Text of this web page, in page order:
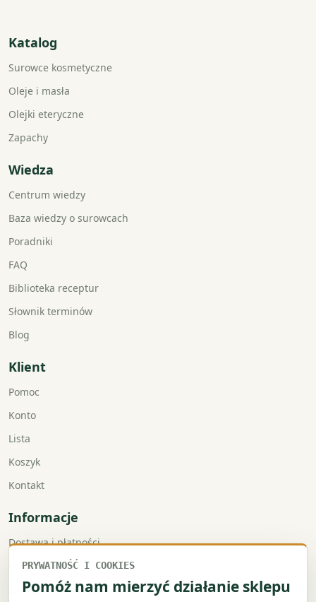
Katalog
Surowce kosmetyczne
Oleje i masła
Olejki eteryczne
Zapachy
Wiedza
Centrum wiedzy
Baza wiedzy o surowcach
Poradniki
FAQ
Biblioteka receptur
Słownik terminów
Blog
Klient
Pomoc
Konto
Lista
Koszyk
Kontakt
Informacje
Dostawa i płatności
Faktury VAT
Zwroty i reklamacje
PRYWATNOŚĆ I COOKIES
Pomóż nam mierzyć działanie sklepu